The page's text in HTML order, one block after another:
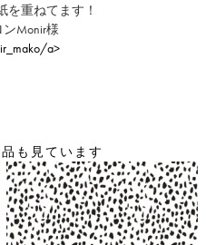
を重ねてます！
Monir様
a>
も見ています